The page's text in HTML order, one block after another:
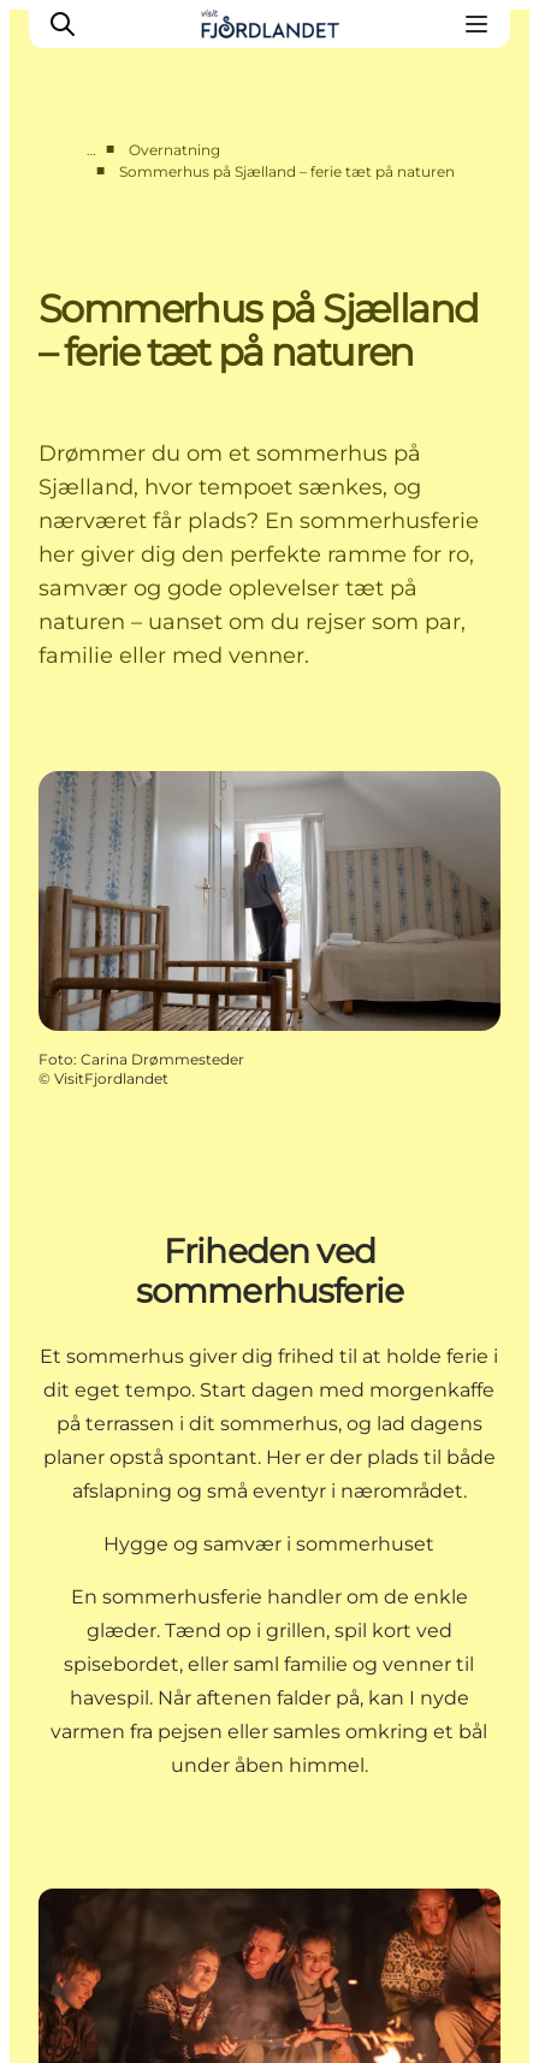
Overnatning
Oplevelser
… ■
Overnatning
■
Sommerhus på Sjælland – ferie tæt på naturen
Sommerhus på Sjælland
– ferie tæt på naturen
Drømmer du om et sommerhus på
Sjælland, hvor tempoet sænkes, og
nærværet får plads? En sommerhusferie
her giver dig den perfekte ramme for ro,
samvær og gode oplevelser tæt på
naturen – uanset om du rejser som par,
familie eller med venner.
Foto: Carina Drømmesteder
© VisitFjordlandet
Friheden ved
sommerhusferie
Et sommerhus giver dig frihed til at holde ferie i
dit eget tempo. Start dagen med morgenkaffe
på terrassen i dit sommerhus, og lad dagens
planer opstå spontant. Her er der plads til både
afslapning og små eventyr i nærområdet.
Hygge og samvær i sommerhuset
En sommerhusferie handler om de enkle
glæder. Tænd op i grillen, spil kort ved
spisebordet, eller saml familie og venner til
havespil. Når aftenen falder på, kan I nyde
varmen fra pejsen eller samles omkring et bål
under åben himmel.